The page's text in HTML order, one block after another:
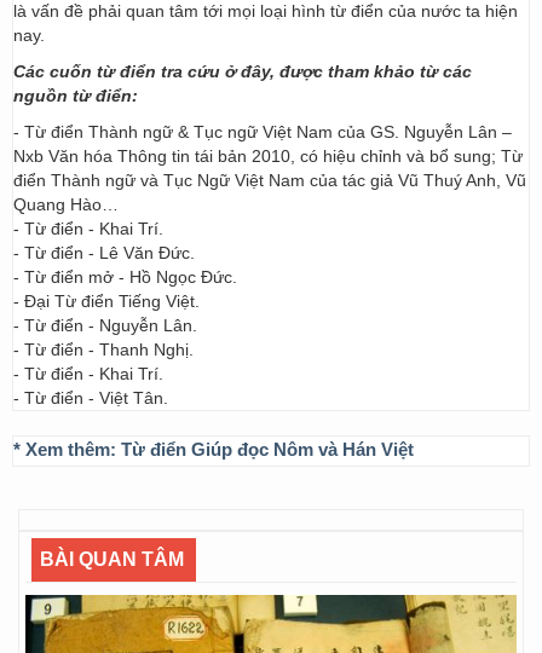
là vấn đề phải quan tâm tới mọi loại hình từ điển của nước ta hiện
nay.
Các cuốn từ điển tra cứu ở đây, được tham khảo từ các
nguồn từ điển:
- Từ điển Thành ngữ & Tục ngữ Việt Nam của GS. Nguyễn Lân –
Nxb Văn hóa Thông tin tái bản 2010, có hiệu chỉnh và bổ sung; Từ
điển Thành ngữ và Tục Ngữ Việt Nam của tác giả Vũ Thuý Anh, Vũ
Quang Hào…
- Từ điển - Khai Trí.
- Từ điển - Lê Văn Đức.
- Từ điển mở - Hồ Ngọc Đức.
- Đại Từ điển Tiếng Việt.
- Từ điển - Nguyễn Lân.
- Từ điển - Thanh Nghị.
- Từ điển - Khai Trí.
- Từ điển - Việt Tân.
* Xem thêm: Từ điển Giúp đọc Nôm và Hán Việt
BÀI QUAN TÂM